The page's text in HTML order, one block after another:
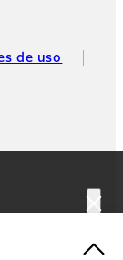
usted
de uso